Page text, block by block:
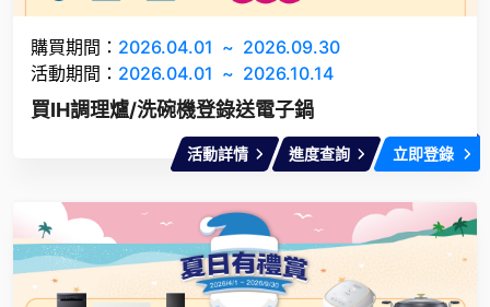
購買期間： 2026.04.01 ~ 2026.09.30
活動期間： 2026.04.01 ~ 2026.10.14
買IH調理爐/洗碗機登錄送電子鍋
活動詳情 進度查詢 立即登錄